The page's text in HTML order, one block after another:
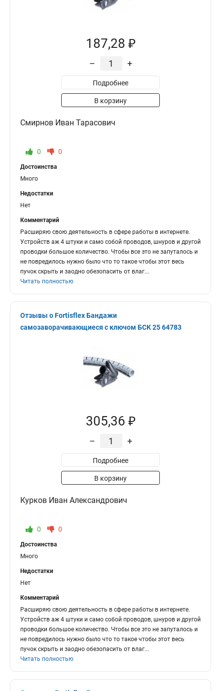
187,28 ₽
– +
Подробнее
В корзину
Смирнов Иван Тарасович
0 0
Достоинства
Много
Недостатки
Нет
Комментарий
Расширяю свою деятельность в сфере работы в интернете.
Устройств аж 4 штуки и само собой проводов, шнуров и другой
проводки большое количество. Чтобы все это не запуталось и
не повредилось нужно было что то такое чтобы этот весь
пучок скрыть и заодно обезопасить от влаг...
Читать полностью
Отзывы о Fortisflex Бандажи
самозаворачивающиеся с ключом БСК 25 64783
305,36 ₽
– +
Подробнее
В корзину
Курков Иван Александрович
0 0
Достоинства
Много
Недостатки
Нет
Комментарий
Расширяю свою деятельность в сфере работы в интернете.
Устройств аж 4 штуки и само собой проводов, шнуров и другой
проводки большое количество. Чтобы все это не запуталось и
не повредилось нужно было что то такое чтобы этот весь
пучок скрыть и заодно обезопасить от влаг...
Читать полностью